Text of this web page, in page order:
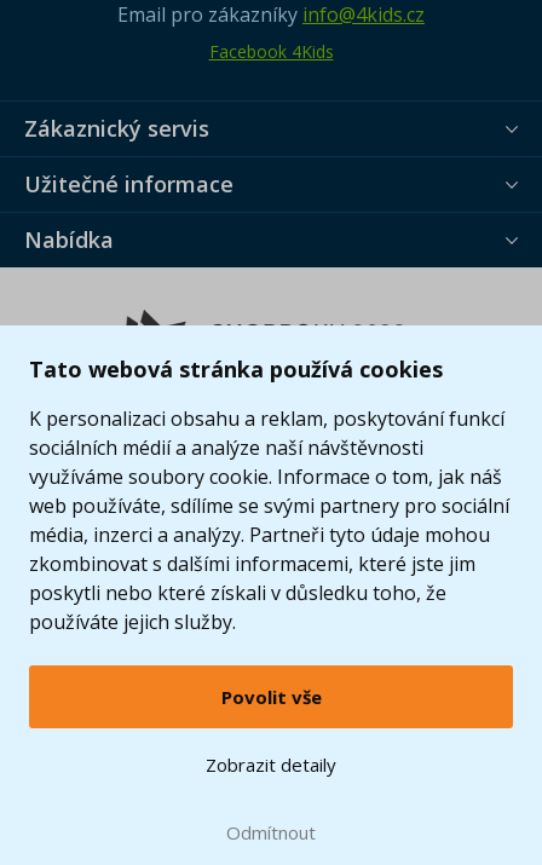
Tato webová stránka používá cookies
K personalizaci obsahu a reklam, poskytování funkcí
sociálních médií a analýze naší návštěvnosti
využíváme soubory cookie. Informace o tom, jak náš
web používáte, sdílíme se svými partnery pro sociální
média, inzerci a analýzy. Partneři tyto údaje mohou
zkombinovat s dalšími informacemi, které jste jim
poskytli nebo které získali v důsledku toho, že
používáte jejich služby.
Povolit vše
Zobrazit detaily
Odmítnout
Email pro zákazníky info@4kids.cz
Facebook 4Kids
Zákaznický servis
Užitečné informace
Nabídka
© 2005 - 2026 Copyright 4kids.cz
LEGO, logo LEGO a minifigurka jsou ochrannými známkami společnosti LEGO Group. ©
2024 The LEGO Group.
Zobrazit verzi pro desktop
při nákupu od